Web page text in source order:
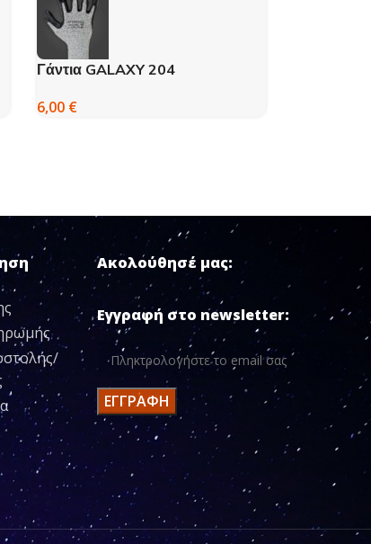
Γάντια GALAXY 204
6,00 €
Ακολούθησέ μας:
Εγγραφή στο newsletter: